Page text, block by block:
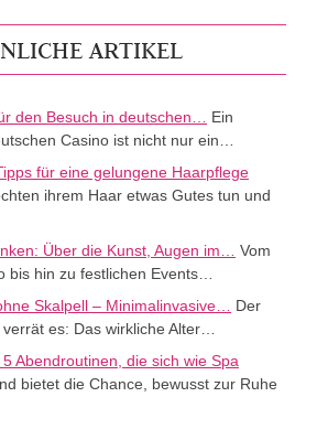
ARTIKEL
den Besuch in deutschen…
Ein
Casino ist nicht nur ein…
für eine gelungene Haarpflege
ihrem Haar etwas Gutes tun und
Über die Kunst, Augen im…
Vom
bis hin zu festlichen Events…
Skalpell – Minimalinvasive…
Der
es: Das wirkliche Alter…
Abendroutinen, die sich wie Spa
bietet die Chance, bewusst zur Ruhe